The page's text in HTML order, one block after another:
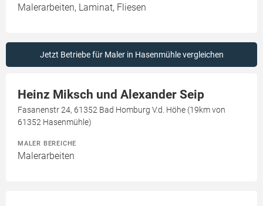
Malerarbeiten, Laminat, Fliesen
Jetzt Betriebe für Maler in Hasenmühle vergleichen
Heinz Miksch und Alexander Seip
Fasanenstr 24, 61352 Bad Homburg V.d. Höhe (19km von
61352 Hasenmühle)
MALER BEREICHE
Malerarbeiten